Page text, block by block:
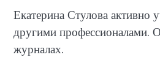
Екатерина Стулова активно
другими профессионалами.
журналах.